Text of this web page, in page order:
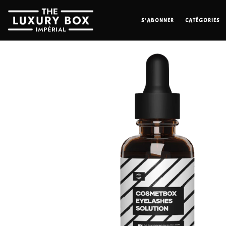
S’ABONNER CATÉGORIES